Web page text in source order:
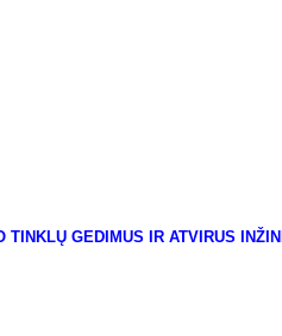
GEDIMUS IR ATVIRUS